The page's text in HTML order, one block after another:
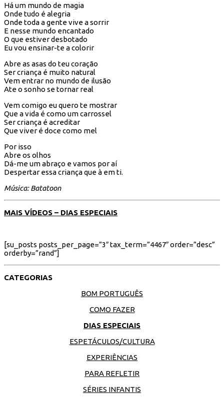
Há um mundo de magia
Onde tudo é alegria
Onde toda a gente vive a sorrir
E nesse mundo encantado
O que estiver desbotado
Eu vou ensinar-te a colorir
Abre as asas do teu coração
Ser criança é muito natural
Vem entrar no mundo de ilusão
Ate o sonho se tornar real
Vem comigo eu quero te mostrar
Que a vida é como um carrossel
Ser criança é acreditar
Que viver é doce como mel
Por isso
Abre os olhos
Dá-me um abraço e vamos por aí
Despertar essa criança que à em ti.
Música: Batatoon
MAIS VÍDEOS – DIAS ESPECIAIS
[su_posts posts_per_page=”3″ tax_term=”4467″ order=”desc”
orderby=”rand”]
CATEGORIAS
BOM PORTUGUÊS
COMO FAZER
DIAS ESPECIAIS
ESPETÁCULOS/CULTURA
EXPERIÊNCIAS
PARA REFLETIR
SÉRIES INFANTIS